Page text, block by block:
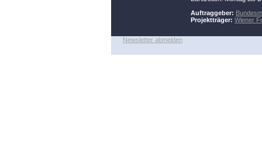
Auftraggeber:
Projektträger: Wiener
Newsletter abmelden